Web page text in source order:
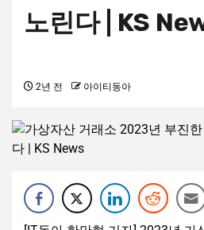
노린다 | KS
2년 전 아이티동아